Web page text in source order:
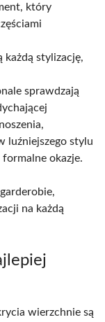
który
każdą stylizację,
sprawdzają
luźniejszego stylu
okazje.
na każdą
wierzchnie są